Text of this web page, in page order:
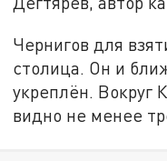
Чернигов для
столица. Он и
укреплён. Вокруг
видно не менее